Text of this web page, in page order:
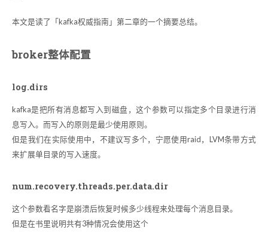
本文是读了「kafka权威指南」第二章的一个摘要总结。
broker整体配置
log.dirs
kafka是把所有消息都写入到磁盘，这个参数可以指定多个目录进行消
息写入。而写入的原则是最少使用原则。
但是我们在实际使用中，不建议写多个，宁愿使用raid，LVM条带方式
来扩展单目录的写入速度。
num.recovery.threads.per.data.dir
这个参数看名字是崩溃后恢复时候多少线程来处理每个消息目录。
但是在书里说明共有3种情况会使用这个